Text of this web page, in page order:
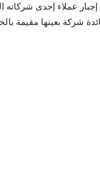
عملاء إحدى شركاته